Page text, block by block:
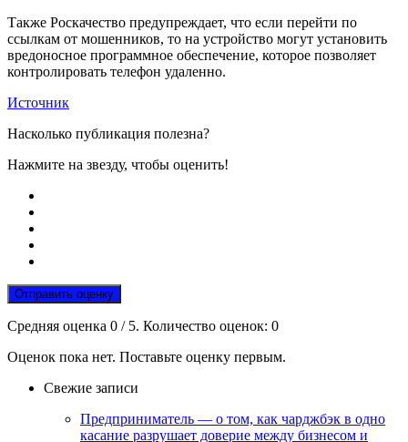
Также Роскачество предупреждает, что если перейти по
ссылкам от мошенников, то на устройство могут установить
вредоносное программное обеспечение, которое позволяет
контролировать телефон удаленно.
Источник
Насколько публикация полезна?
Нажмите на звезду, чтобы оценить!
Отправить оценку
Средняя оценка 0 / 5. Количество оценок: 0
Оценок пока нет. Поставьте оценку первым.
Свежие записи
Предприниматель — о том, как чарджбэк в одно
касание разрушает доверие между бизнесом и